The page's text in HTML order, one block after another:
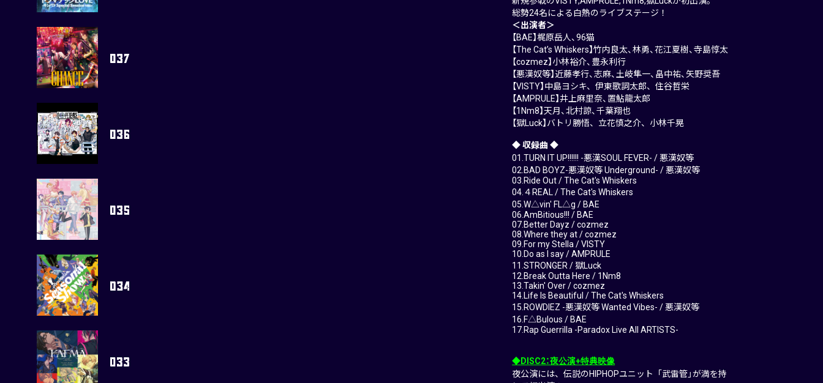
総勢24名による白熱のライブステージ！
＜出演者＞
【BAE】梶原岳人、96猫
【The Cat’s Whiskers】竹内良太、林勇、花江夏樹、寺島惇太
【cozmez】小林裕介、豊永利行
【悪漢奴等】近藤孝行、志麻、土岐隼一、畠中祐、矢野奨吾
【VISTY】中島ヨシキ、伊東歌詞太郎、住谷哲栄
【AMPRULE】井上麻里奈、置鮎龍太郎
【1Nm8】天月、北村諒、千葉翔也
【獄Luck】バトリ勝悟、立花慎之介、小林千晃
◆ 収録曲 ◆
01.TURN IT UP!!!!!! -悪漢SOUL FEVER- / 悪漢奴等
02.BAD BOYZ-悪漢奴等 Underground- / 悪漢奴等
03.Ride Out / The Cat's Whiskers
04.４REAL / The Cat's Whiskers
05.W△vin' FL△g / BAE
06.AmBitious!!! / BAE
07.Better Dayz / cozmez
08.Where they at / cozmez
09.For my Stella / VISTY
10.Do as I say / AMPRULE
11.STRONGER / 獄Luck
12.Break Outta Here / 1Nm8
13.Takin' Over / cozmez
14.Life Is Beautiful / The Cat's Whiskers
15.ROWDIEZ -悪漢奴等 Wanted Vibes- / 悪漢奴等
16.F△Bulous / BAE
17.Rap Guerrilla -Paradox Live All ARTISTS-
◆DISC2：夜公演+特典映像
夜公演には、伝説のHIPHOPユニット「武雷管」が満を持